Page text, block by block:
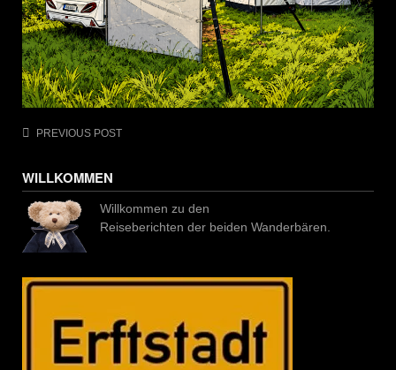
PostPREVIOUS POST
WILLKOMMEN
Willkommen zu den
Reiseberichten der beiden Wanderbären.